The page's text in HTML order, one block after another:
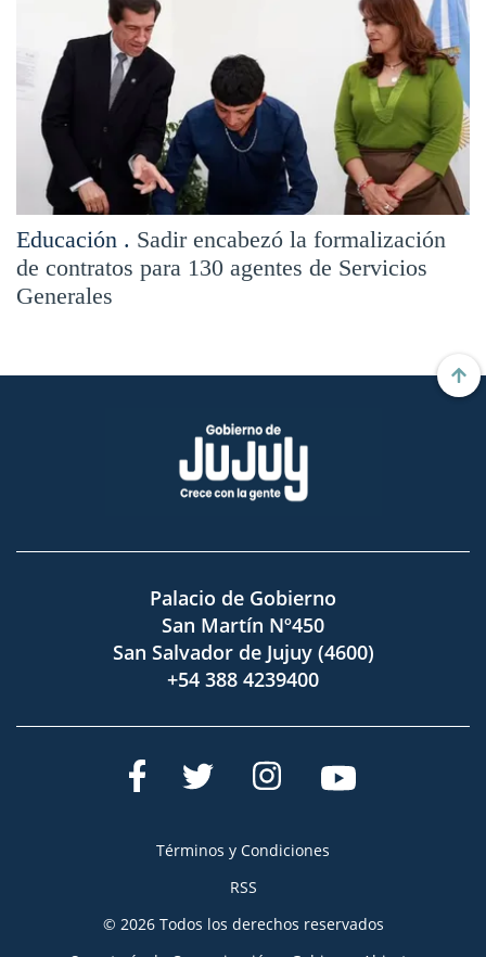
Educación . Sadir encabezó la formalización
de contratos para 130 agentes de Servicios
Generales
Palacio de Gobierno
San Martín Nº450
San Salvador de Jujuy (4600)
+54 388 4239400
Términos y Condiciones
RSS
© 2026 Todos los derechos reservados